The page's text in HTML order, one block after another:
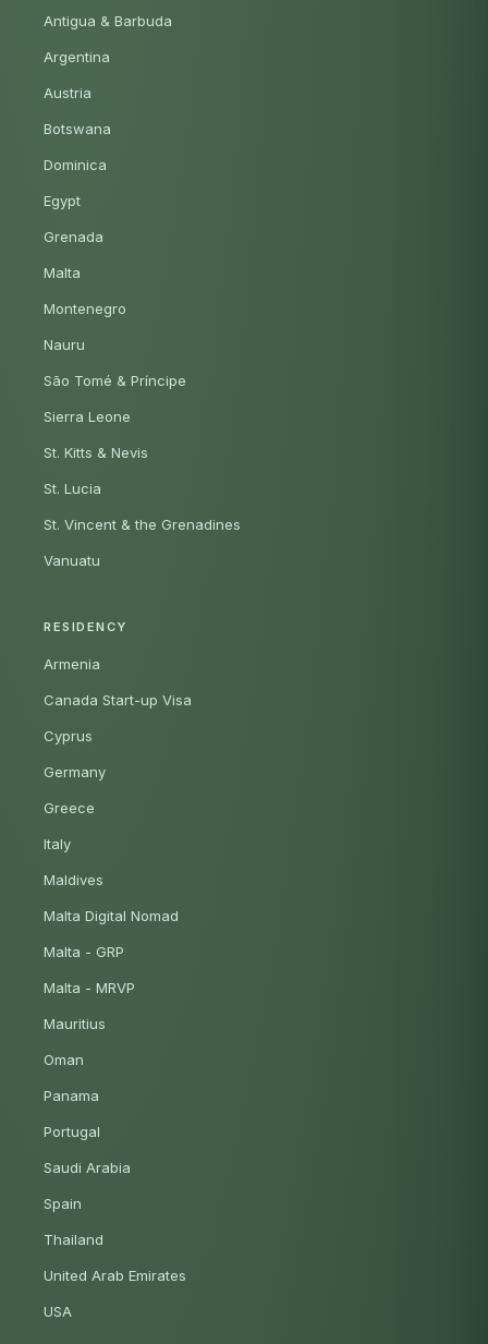
Antigua & Barbuda
Argentina
Austria
Botswana
Dominica
Egypt
Grenada
Malta
Montenegro
Nauru
São Tomé & Príncipe
Sierra Leone
St. Kitts & Nevis
St. Lucia
St. Vincent & the Grenadines
Vanuatu
RESIDENCY
Armenia
Canada Start-up Visa
Cyprus
Germany
Greece
Italy
Maldives
Malta Digital Nomad
Malta - GRP
Malta - MRVP
Mauritius
Oman
Panama
Portugal
Saudi Arabia
Spain
Thailand
United Arab Emirates
USA